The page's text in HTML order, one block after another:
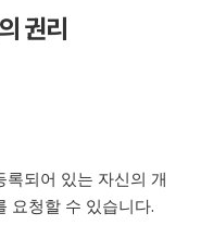
권리
되어 있는 자신의 개
요청할 수 있습니다.